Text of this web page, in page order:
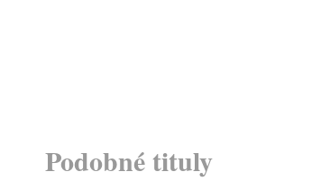
Podobné tituly